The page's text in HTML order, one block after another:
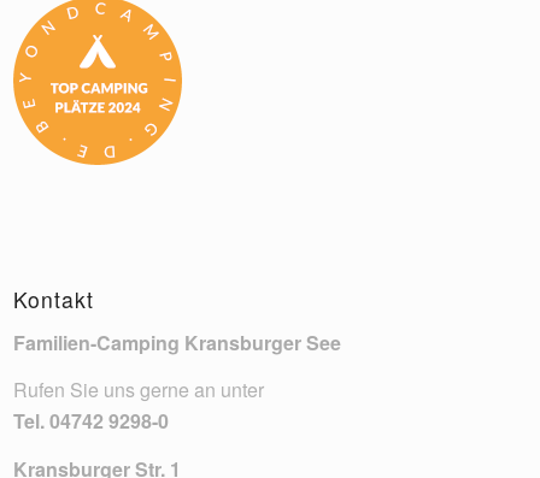
Kontakt
Familien-Camping Kransburger See
Rufen Sie uns gerne an unter
Tel.04742 9298-0
Kransburger Str. 1